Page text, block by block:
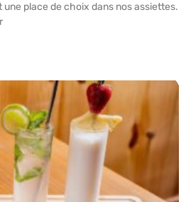
place de choix dans nos assiettes.